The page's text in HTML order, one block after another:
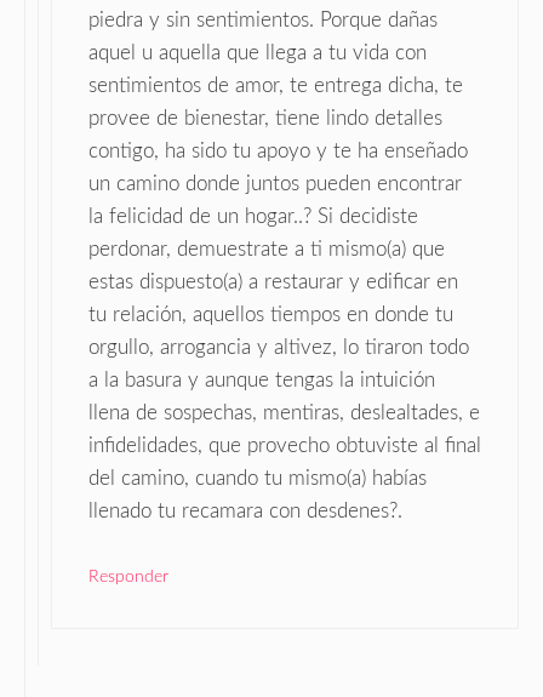
piedra y sin sentimientos. Porque dañas
aquel u aquella que llega a tu vida con
sentimientos de amor, te entrega dicha, te
provee de bienestar, tiene lindo detalles
contigo, ha sido tu apoyo y te ha enseñado
un camino donde juntos pueden encontrar
la felicidad de un hogar..? Si decidiste
perdonar, demuestrate a ti mismo(a) que
estas dispuesto(a) a restaurar y edificar en
tu relación, aquellos tiempos en donde tu
orgullo, arrogancia y altivez, lo tiraron todo
a la basura y aunque tengas la intuición
llena de sospechas, mentiras, deslealtades, e
infidelidades, que provecho obtuviste al final
del camino, cuando tu mismo(a) habías
llenado tu recamara con desdenes?.
Responder